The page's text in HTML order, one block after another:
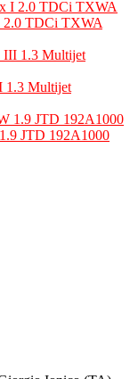
2.0 TDCi TXWA
1.3 Multijet
JTD 192A1000